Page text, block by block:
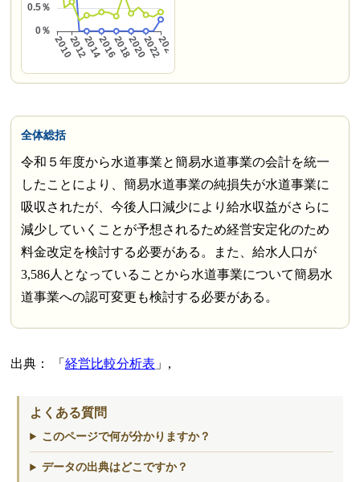
全体総括
令和５年度から水道事業と簡易水道事業の会計を統一
したことにより、簡易水道事業の純損失が水道事業に
吸収されたが、今後人口減少により給水収益がさらに
減少していくことが予想されるため経営安定化のため
料金改定を検討する必要がある。また、給水人口が
3,586人となっていることから水道事業について簡易水
道事業への認可変更も検討する必要がある。
出典： 経営比較分析表 ,
よくある質問
このページで何が分かりますか？
データの出典はどこですか？